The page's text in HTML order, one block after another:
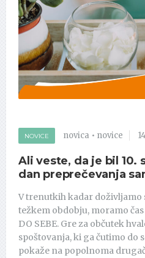
NOVICE novica • novice
Ali veste, da je bil 10.
dan preprečevanja
V trenutkih kadar doživljamo
težkem obdobju, moramo
DO SEBE. Gre za občutek
spoštovanja, ki ga čutimo do
pokaže na popolnoma